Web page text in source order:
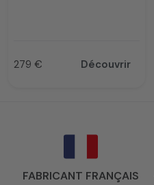
Prix
279 € Découvrir
FABRICANT FRANÇAIS